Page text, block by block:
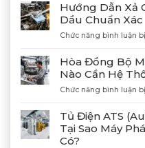
Hướng Dẫn Xả
Dầu Chuẩn Xác
Chức năng bình luận
Hòa Đồng Bộ
Nào Cần Hệ
Chức năng bình luận
Tủ Điện ATS
Tại Sao Máy
Có?